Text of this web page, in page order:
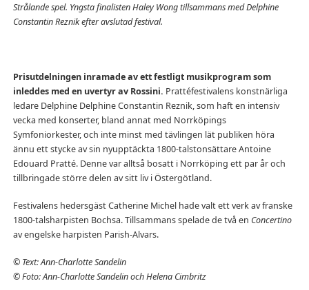
Strålande spel. Yngsta finalisten Haley Wong tillsammans med Delphine
Constantin Reznik efter avslutad festival.
Prisutdelningen inramade av ett festligt musikprogram som
inleddes med en uvertyr av Rossini. Prattéfestivalens konstnärliga
ledare Delphine Delphine Constantin Reznik, som haft en intensiv
vecka med konserter, bland annat med Norrköpings
Symfoniorkester, och inte minst med tävlingen lät publiken höra
ännu ett stycke av sin nyupptäckta 1800-talstonsättare Antoine
Edouard Pratté. Denne var alltså bosatt i Norrköping ett par år och
tillbringade större delen av sitt liv i Östergötland.
Festivalens hedersgäst Catherine Michel hade valt ett verk av franske
1800-talsharpisten Bochsa. Tillsammans spelade de två en Concertino
av engelske harpisten Parish-Alvars.
© Text: Ann-Charlotte Sandelin
© Foto: Ann-Charlotte Sandelin och Helena Cimbritz